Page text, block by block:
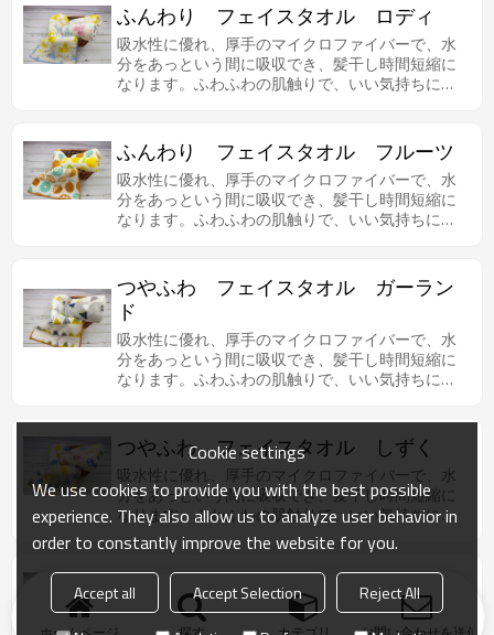
ふんわり フェイスタオル ロディ
吸水性に優れ、厚手のマイクロファイバーで、水
分をあっという間に吸収でき、髪干し時間短縮に
なります。ふわふわの肌触りで、いい気持ちにな
ふんわり フェイスタオル フルーツ
吸水性に優れ、厚手のマイクロファイバーで、水
分をあっという間に吸収でき、髪干し時間短縮に
なります。ふわふわの肌触りで、いい気持ちにな
つやふわ フェイスタオル ガーラン
ド
吸水性に優れ、厚手のマイクロファイバーで、水
分をあっという間に吸収でき、髪干し時間短縮に
なります。ふわふわの肌触りで、いい気持ちにな
つやふわ フェイスタオル しずく
吸水性に優れ、厚手のマイクロファイバーで、水
分をあっという間に吸収でき、髪干し時間短縮に
なります。ふわふわの肌触りで、いい気持ちにな
ります。
つやふわ フェイスタオル スター
吸水性に優れ、厚手のマイクロファイバーで、水
分をあっという間に吸収でき、髪干し時間短縮に
Cookie settings
We use cookies to provide you with the best possible
experience. They also allow us to analyze user behavior in
order to constantly improve the website for you.
Accept all Accept Selection
Reject All